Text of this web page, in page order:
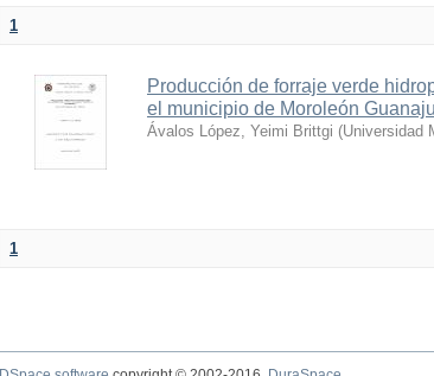
1
Producción de forraje verde
el municipio de Moroleón
Ávalos López, Yeimi Brittgi (Universidad
1